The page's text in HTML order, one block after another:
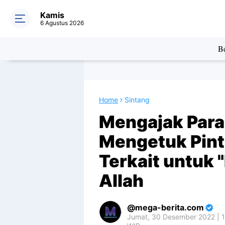
Kamis
6 Agustus 2026
Home Sintang
Mengajak
Mengetuk
Terkait untuk
Allah
mega-berita.com
Jumat, 30 Desember 2022 |